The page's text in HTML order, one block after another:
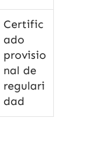
Certific
ado
provisio
nal de
regulari
dad